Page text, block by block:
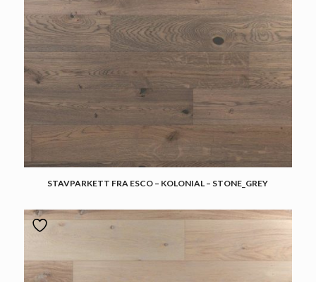
STAVPARKETT FRA ESCO – KOLONIAL – STONE_GREY